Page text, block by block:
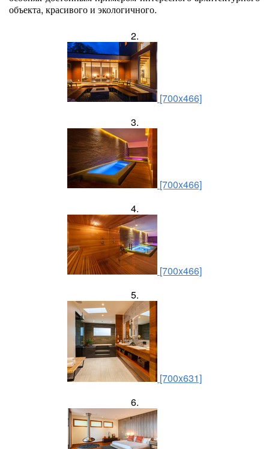
объекта, красивого и экологичного.
2.
[700x466]
3.
[700x466]
4.
[700x466]
5.
[700x631]
6.